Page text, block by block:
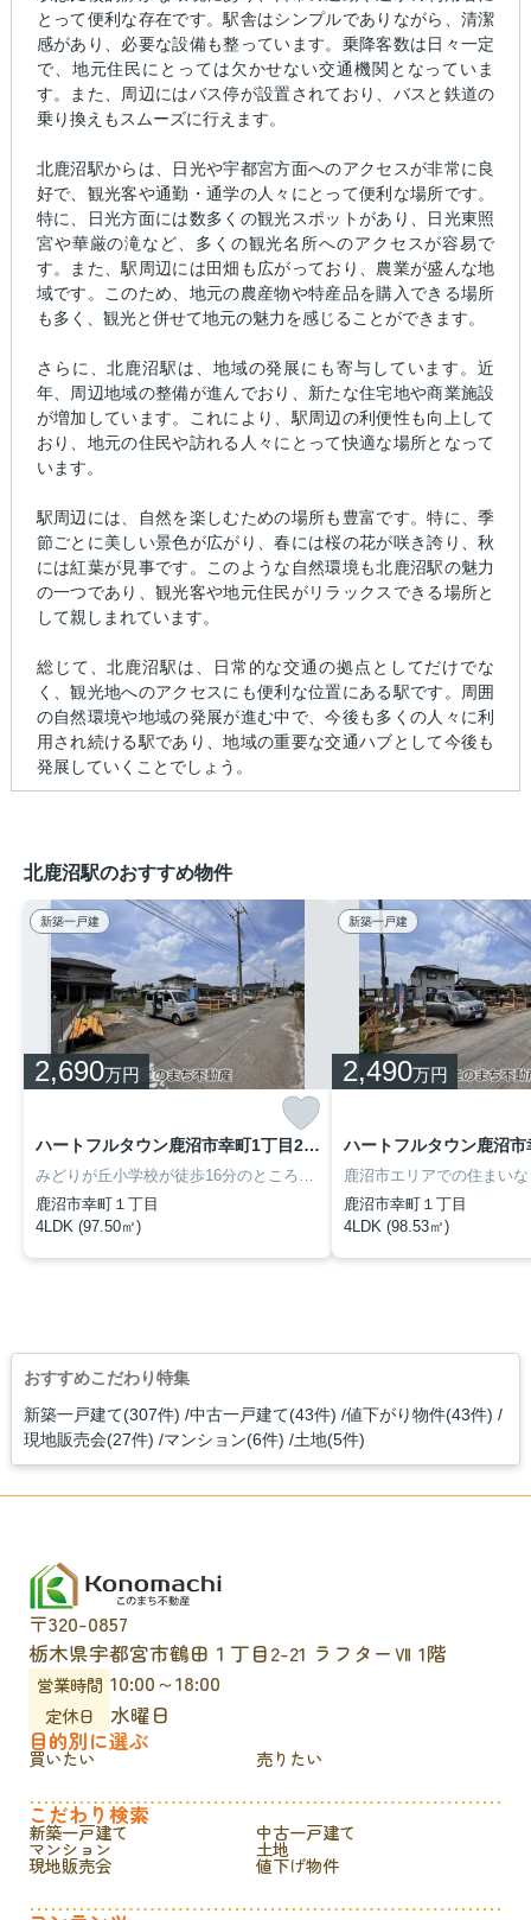
とって便利な存在です。駅舎はシンプルでありながら、清潔
感があり、必要な設備も整っています。乗降客数は日々一定
で、地元住民にとっては欠かせない交通機関となっていま
す。また、周辺にはバス停が設置されており、バスと鉄道の
乗り換えもスムーズに行えます。
北鹿沼駅からは、日光や宇都宮方面へのアクセスが非常に良
好で、観光客や通勤・通学の人々にとって便利な場所です。
特に、日光方面には数多くの観光スポットがあり、日光東照
宮や華厳の滝など、多くの観光名所へのアクセスが容易で
す。また、駅周辺には田畑も広がっており、農業が盛んな地
域です。このため、地元の農産物や特産品を購入できる場所
も多く、観光と併せて地元の魅力を感じることができます。
さらに、北鹿沼駅は、地域の発展にも寄与しています。近
年、周辺地域の整備が進んでおり、新たな住宅地や商業施設
が増加しています。これにより、駅周辺の利便性も向上して
おり、地元の住民や訪れる人々にとって快適な場所となって
います。
駅周辺には、自然を楽しむための場所も豊富です。特に、季
節ごとに美しい景色が広がり、春には桜の花が咲き誇り、秋
には紅葉が見事です。このような自然環境も北鹿沼駅の魅力
の一つであり、観光客や地元住民がリラックスできる場所と
して親しまれています。
総じて、北鹿沼駅は、日常的な交通の拠点としてだけでな
く、観光地へのアクセスにも便利な位置にある駅です。周囲
の自然環境や地域の発展が進む中で、今後も多くの人々に利
用され続ける駅であり、地域の重要な交通ハブとして今後も
発展していくことでしょう。
北鹿沼駅のおすすめ物件
新築一戸建
2,690万円
ハートフルタウン鹿沼市幸町1丁目206番 C号棟
鹿沼市幸町１丁目
4LDK (97.50㎡)
新築一戸建
2,490万円
鹿沼市幸町１丁目
4LDK (98.53㎡)
おすすめこだわり特集
新築一戸建て(307件) 中古一戸建て(43件) 値下がり物件(43件)
現地販売会(27件) マンション(6件) 土地(5件)
〒320-0857
栃木県宇都宮市鶴田１丁目2-21 ラフターⅦ 1階
営業時間 10:00～18:00
定休日
水曜日
目的別に選ぶ
買いたい 売りたい
こだわり検索
新築一戸建て 中古一戸建て
マンション 土地
現地販売会 値下げ物件